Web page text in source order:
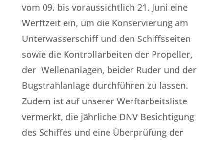
vom 09. bis voraussichtlich 21. Juni eine
Werftzeit ein, um die Konservierung am
Unterwasserschiff und den Schiffsseiten
sowie die Kontrollarbeiten der Propeller,
der Wellenanlagen, beider Ruder und der
Bugstrahlanlage durchführen zu lassen.
Zudem ist auf unserer Werftarbeitsliste
vermerkt, die jährliche DNV Besichtigung
des Schiffes und eine Überprüfung der